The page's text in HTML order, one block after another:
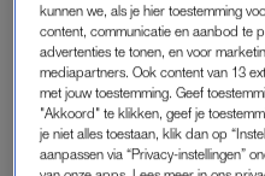
was gemaakt. Toen de
toch beeld van hem lieten
bent het, mijn superster, mijn
geëmotioneerd.
kunnen we, als je hier toestemming
content, communicatie en aanbod te
advertenties te tonen, en voor
mediapartners. Ook content van 13
met jouw toestemming. Geef
"Akkoord" te klikken, geef je
je niet alles toestaan, klik dan op
aanpassen via “Privacy-instellingen”